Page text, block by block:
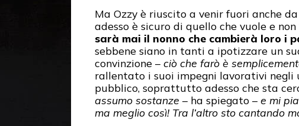
Ma Ozzy è riuscito a venir fuori anche
adesso è sicuro di quello che vuole e
sarà mai il nonno che cambierà loro i
sebbene siano in tanti a ipotizzare un
convinzione – ciò che farò è
rallentato i suoi impegni lavorativi negli
pubblico, soprattutto adesso che sta
assumo sostanze – ha spiegato – e mi
ma meglio così! Tra l’altro sto cantando